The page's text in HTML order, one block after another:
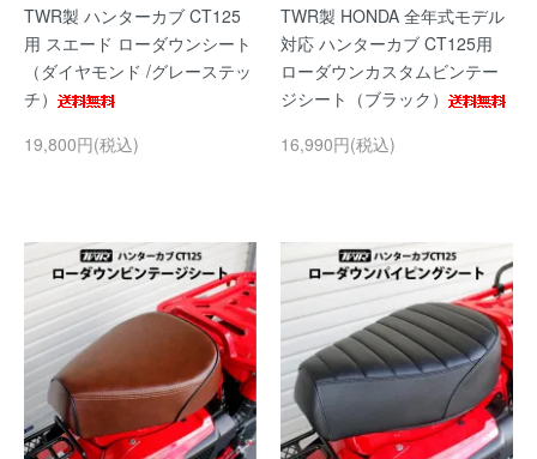
TWR製 ハンターカブ CT125
用 スエード ローダウンシート
（ダイヤモンド /グレーステッ
チ）
19,800円(税込)
TWR製 HONDA 全年式モデル
対応 ハンターカブ CT125用
ローダウンカスタムビンテー
ジシート（ブラック）
16,990円(税込)